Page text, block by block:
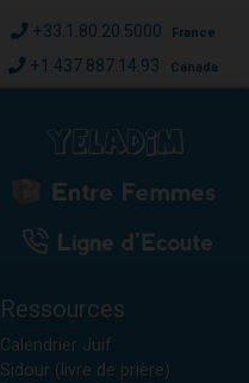
+33.1.80.20.5000 France
+1.437.887.14.93 Canada
Ressources
Calendrier Juif
Sidour (livre de prière)